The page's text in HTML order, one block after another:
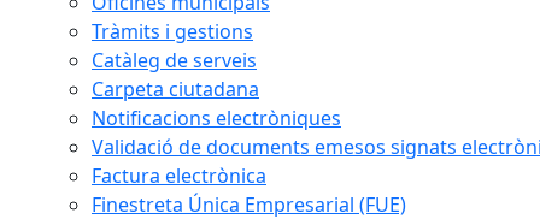
Tràmits i gestions
Catàleg de serveis
Carpeta ciutadana
Notificacions electròniques
Validació de documents emesos signats
Factura electrònica
Finestreta Única Empresarial (FUE)